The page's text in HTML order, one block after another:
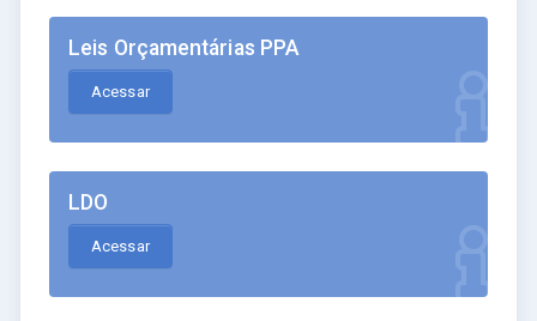
Leis Orçamentárias PPA
Acessar
LDO
Acessar